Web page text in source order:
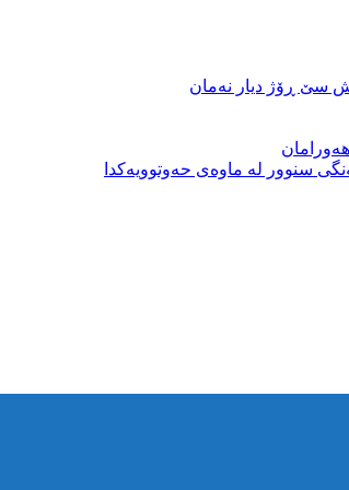
سێ ڕۆژ دیار نەمان
سنوور لە ماوەی حەوتوویەکدا